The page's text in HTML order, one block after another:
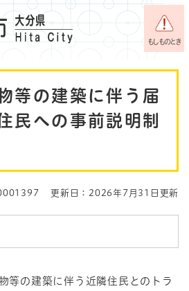
ーを飛ばして本文へ
もしものとき
等の建築に伴う届
民への事前説明制
更新日：2026年7月31日更新
等の建築に伴う近隣住民とのトラ